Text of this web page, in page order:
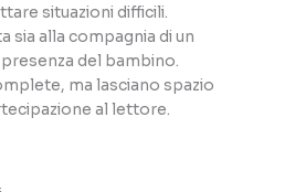
situazioni difficili.
sia alla compagnia di un
del bambino.
ma lasciano spazio
al lettore.